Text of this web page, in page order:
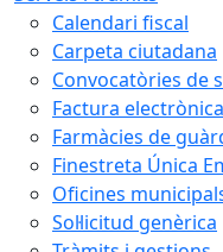
Calendari fiscal
Carpeta ciutadana
Convocatòries de
Factura electrònica
Farmàcies de
Finestreta Única
Oficines
Sol·licitud genèrica